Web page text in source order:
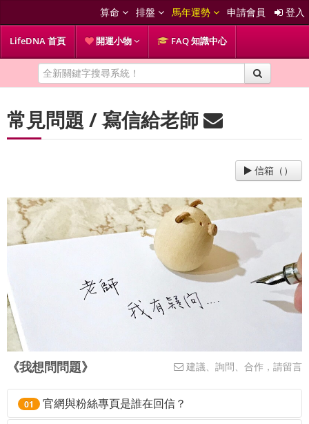
算命 排盤 馬年運勢 申請會員 登入
LifeDNA 首頁 開運小物 FAQ 知識中心
常見問題 / 寫信給老師
信箱（）
《我想問問題》 建議、詢問、合作，請留言
01
官網與粉絲專頁是誰在回信？